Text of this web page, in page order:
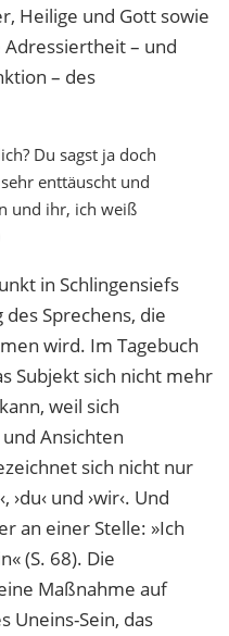
Heilige und Gott sowie
– und
– des
Du sagst ja doch
enttäuscht und
und ihr, ich weiß
in Schlingensiefs
Sprechens, die
wird. Im Tagebuch
Subjekt sich nicht mehr
weil sich
Ansichten
sich nicht nur
›du‹ und ›wir‹. Und
an einer Stelle: »Ich
(S. 68). Die
Maßnahme auf
Uneins-Sein, das